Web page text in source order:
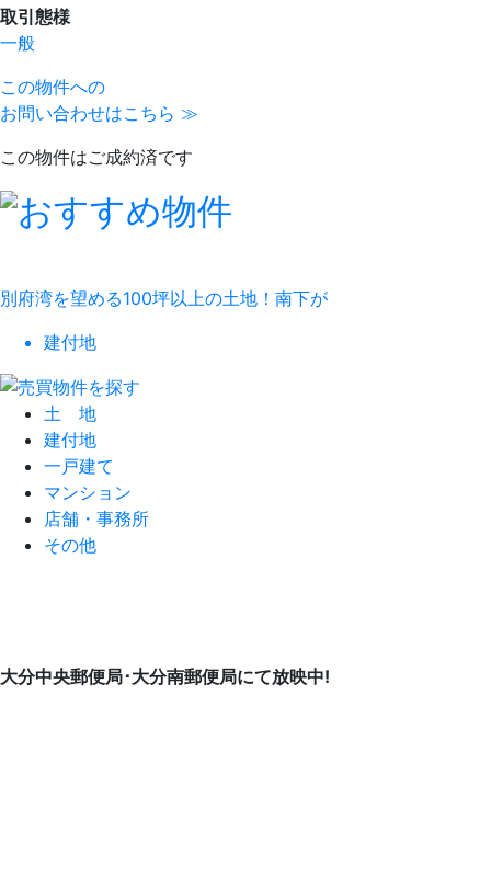
取引態様
一般
この物件への
お問い合わせはこちら ≫
この物件はご成約済です
別府湾を望める100坪以上の土地！南下が
建付地
土 地
建付地
一戸建て
マンション
店舗・事務所
その他
大分中央郵便局･大分南郵便局にて放映中!